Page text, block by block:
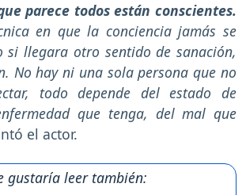
parece todos están conscientes.
en que la conciencia jamás se
si llegara otro sentido de sanación,
No hay ni una sola persona que no
todo depende del estado de
que tenga, del mal que
el actor.
gustaría leer también: